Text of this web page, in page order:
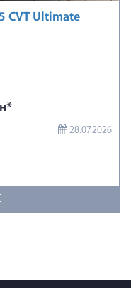
CVT Ultimate
28.07.2026